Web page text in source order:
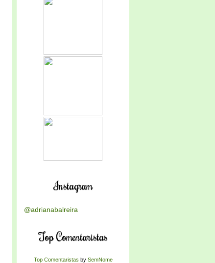
Instagram
@adrianabalreira
Top Comentaristas
Top Comentaristas by SemNome